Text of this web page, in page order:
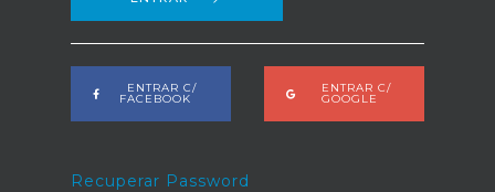
ENTRAR C/
FACEBOOK
ENTRAR C/
GOOGLE
Recuperar Password